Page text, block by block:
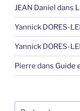
JEAN Daniel dans
Yannick DORES-
Yannick DORES-
Pierre dans Guide